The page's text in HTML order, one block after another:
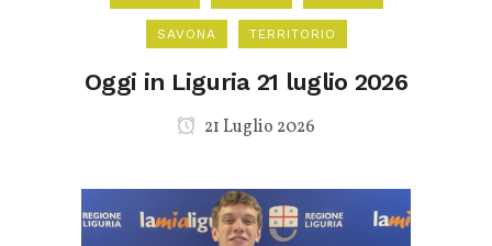
SAVONA TERRITORIO
Oggi in Liguria 21 luglio 2026
21 Luglio 2026